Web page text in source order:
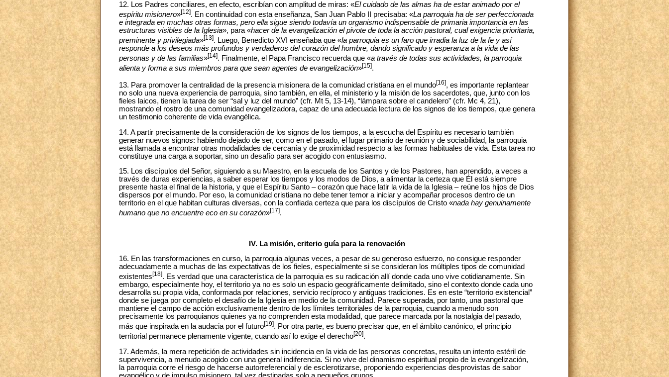
12. Los Padres conciliares, en efecto, escribían con amplitud de miras: «El cuidado de las almas ha de estar animado por el
espíritu misionero»[12]. En continuidad con esta enseñanza, San Juan Pablo II precisaba: «La parroquia ha de ser perfeccionada
e integrada en muchas otras formas, pero ella sigue siendo todavía un organismo indispensable de primaria importancia en las
estructuras visibles de la Iglesia», para «hacer de la evangelización el pivote de toda la acción pastoral, cual exigencia prioritaria,
preminente y privilegiada»[13]. Luego, Benedicto XVI enseñaba que «la parroquia es un faro que irradia la luz de la fe y así
responde a los deseos más profundos y verdaderos del corazón del hombre, dando significado y esperanza a la vida de las
personas y de las familias»[14]. Finalmente, el Papa Francisco recuerda que «a través de todas sus actividades, la parroquia
alienta y forma a sus miembros para que sean agentes de evangelización»[15].
13. Para promover la centralidad de la presencia misionera de la comunidad cristiana en el mundo[16], es importante replantear
no solo una nueva experiencia de parroquia, sino también, en ella, el ministerio y la misión de los sacerdotes, que, junto con los
fieles laicos, tienen la tarea de ser “sal y luz del mundo” (cfr. Mt 5, 13-14), “lámpara sobre el candelero” (cfr. Mc 4, 21),
mostrando el rostro de una comunidad evangelizadora, capaz de una adecuada lectura de los signos de los tiempos, que genera
un testimonio coherente de vida evangélica.
14. A partir precisamente de la consideración de los signos de los tiempos, a la escucha del Espíritu es necesario también
generar nuevos signos: habiendo dejado de ser, como en el pasado, el lugar primario de reunión y de sociabilidad, la parroquia
está llamada a encontrar otras modalidades de cercanía y de proximidad respecto a las formas habituales de vida. Esta tarea no
constituye una carga a soportar, sino un desafío para ser acogido con entusiasmo.
15. Los discípulos del Señor, siguiendo a su Maestro, en la escuela de los Santos y de los Pastores, han aprendido, a veces a
través de duras experiencias, a saber esperar los tiempos y los modos de Dios, a alimentar la certeza que Él está siempre
presente hasta el final de la historia, y que el Espíritu Santo – corazón que hace latir la vida de la Iglesia – reúne los hijos de Dios
dispersos por el mundo. Por eso, la comunidad cristiana no debe tener temor a iniciar y acompañar procesos dentro de un
territorio en el que habitan culturas diversas, con la confiada certeza que para los discípulos de Cristo «nada hay genuinamente
humano que no encuentre eco en su corazón»[17].
IV. La misión, criterio guía para la renovación
16. En las transformaciones en curso, la parroquia algunas veces, a pesar de su generoso esfuerzo, no consigue responder
adecuadamente a muchas de las expectativas de los fieles, especialmente si se consideran los múltiples tipos de comunidad
existentes[18]. Es verdad que una característica de la parroquia es su radicación allí donde cada uno vive cotidianamente. Sin
embargo, especialmente hoy, el territorio ya no es solo un espacio geográficamente delimitado, sino el contexto donde cada uno
desarrolla su propia vida, conformada por relaciones, servicio recíproco y antiguas tradiciones. Es en este “territorio existencial”
donde se juega por completo el desafío de la Iglesia en medio de la comunidad. Parece superada, por tanto, una pastoral que
mantiene el campo de acción exclusivamente dentro de los límites territoriales de la parroquia, cuando a menudo son
precisamente los parroquianos quienes ya no comprenden esta modalidad, que parece marcada por la nostalgia del pasado,
más que inspirada en la audacia por el futuro[19]. Por otra parte, es bueno precisar que, en el ámbito canónico, el principio
territorial permanece plenamente vigente, cuando así lo exige el derecho[20].
17. Además, la mera repetición de actividades sin incidencia en la vida de las personas concretas, resulta un intento estéril de
supervivencia, a menudo acogido con una general indiferencia. Si no vive del dinamismo espiritual propio de la evangelización,
la parroquia corre el riesgo de hacerse autorreferencial y de esclerotizarse, proponiendo experiencias desprovistas de sabor
evangélico y de impulso misionero, tal vez destinadas solo a pequeños grupos.